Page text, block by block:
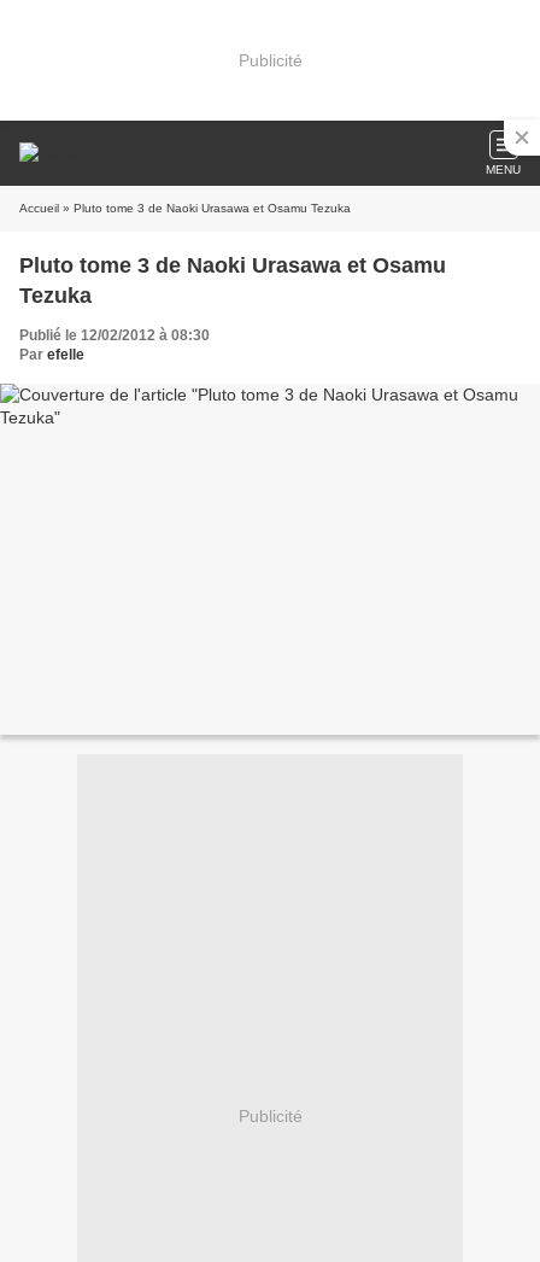
Publicité
MENU
Accueil » Pluto tome 3 de Naoki Urasawa et Osamu Tezuka
Pluto tome 3 de Naoki Urasawa et Osamu
Tezuka
Publié le 12/02/2012 à 08:30
Par efelle
Publicité